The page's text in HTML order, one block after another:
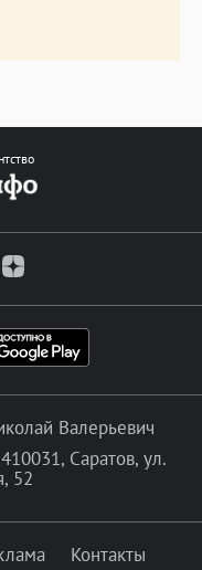
Валерьевич
Саратов, ул.
52
Контакты